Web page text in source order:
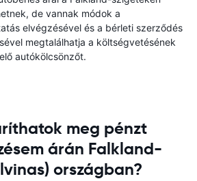
de vannak módok a
elvégzésével és a bérleti szerződés
megtalálhatja a költségvetésének
autókölcsönzőt.
meg pénzt
árán Falkland-
országban?